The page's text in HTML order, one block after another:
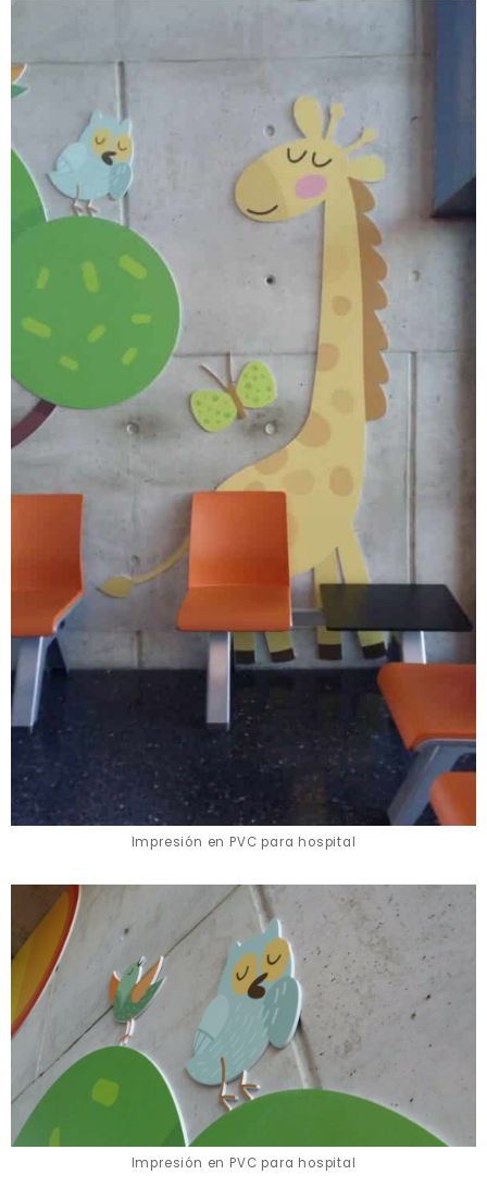
Impresión en PVC para hospital
Impresión en PVC para hospital